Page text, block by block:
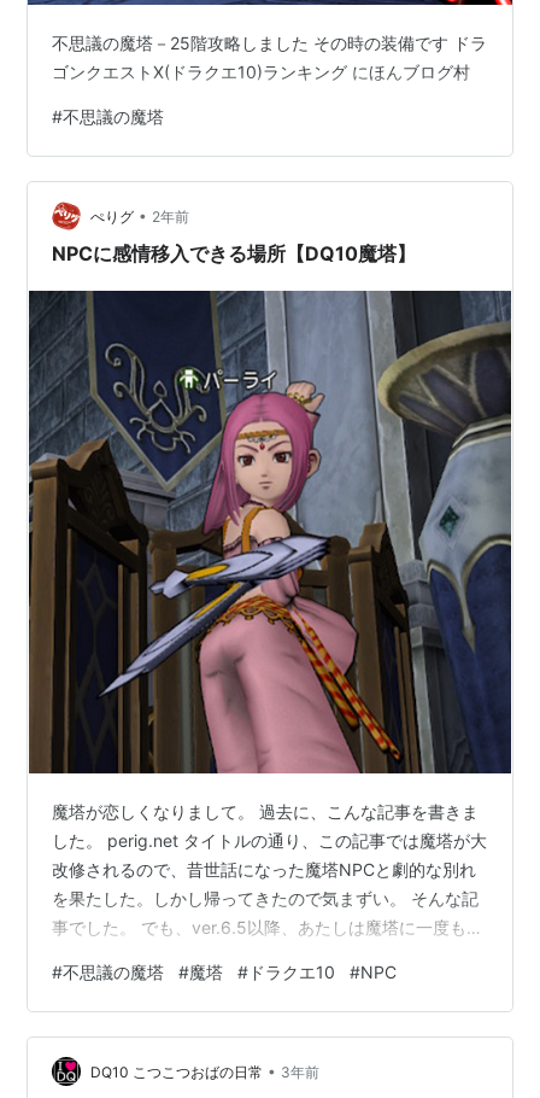
不思議の魔塔－25階攻略しました その時の装備です ドラ
ゴンクエストX(ドラクエ10)ランキング にほんブログ村
#不思議の魔塔
ぺりグ • 2年前
NPCに感情移入できる場所【DQ10魔塔】
魔塔が恋しくなりまして。 過去に、こんな記事を書きま
した。 perig.net タイトルの通り、この記事では魔塔が大
改修されるので、昔世話になった魔塔NPCと劇的な別れ
を果たした。しかし帰ってきたので気まずい。 そんな記
事でした。 でも、ver.6.5以降、あたしは魔塔に一度も足
に)ランキング上位に食い込んだ3名の美女たちを紹介し
たことがあります。 perig.net 最推しは当然、シダレ。 2
番手パーライ。 3番手にホロナ。 え？ホロナしか世話に
なったことがない？そんなばかな。あなた、人生の6割を
#不思議の魔塔 #魔塔 # ドラクエ10 #NPC
DQ10 こつこつおばの日常 • 3年前